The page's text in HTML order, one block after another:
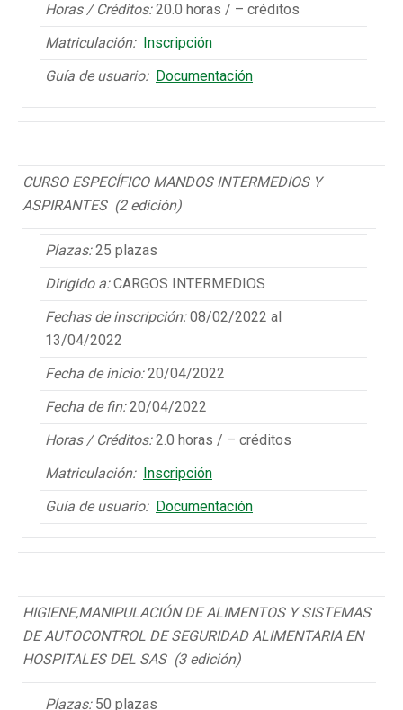
Horas / Créditos:20.0 horas / – créditos
Matriculación: Inscripción
Guía de usuario: Documentación
CURSO ESPECÍFICO MANDOS INTERMEDIOS Y
ASPIRANTES (2 edición)
Plazas:25 plazas
Dirigido a:CARGOS INTERMEDIOS
Fechas de inscripción:08/02/2022 al
13/04/2022
Fecha de inicio:20/04/2022
Fecha de fin:20/04/2022
Horas / Créditos:2.0 horas / – créditos
Matriculación: Inscripción
Guía de usuario: Documentación
HIGIENE,MANIPULACIÓN DE ALIMENTOS Y SISTEMAS
DE AUTOCONTROL DE SEGURIDAD ALIMENTARIA EN
HOSPITALES DEL SAS (3 edición)
Plazas: 50 plazas